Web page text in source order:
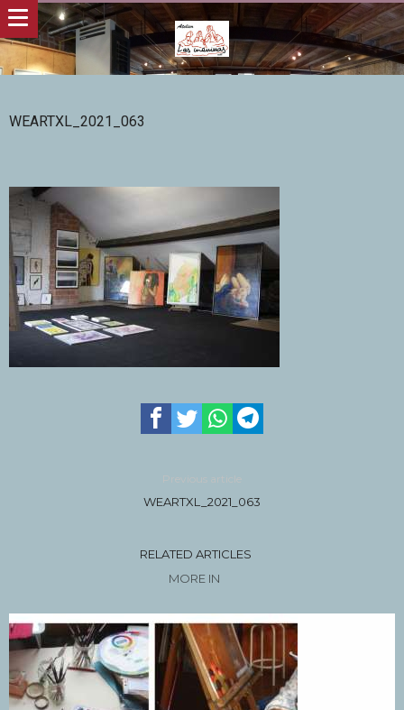
WEARTXL_2021_063
Previous article
WEARTXL_2021_063
RELATED ARTICLES
MORE IN